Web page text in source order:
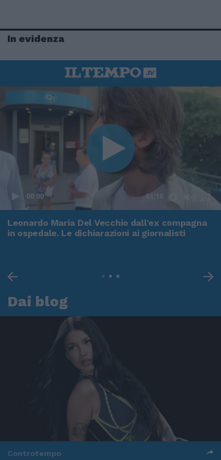
In evidenza
00:00 01:16
Leonardo Maria Del Vecchio dall'ex compagna
in ospedale. Le dichiarazioni ai giornalisti
Dai blog
Controtempo